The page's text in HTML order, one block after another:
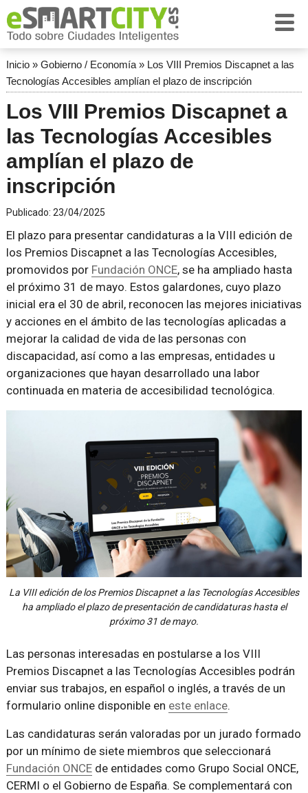
Inicio» Gobierno / Economía» Los VIII Premios Discapnet a las
Tecnologías Accesibles amplían el plazo de inscripción
Los VIII Premios Discapnet a
las Tecnologías Accesibles
amplían el plazo de
inscripción
Publicado: 23/04/2025
El plazo para presentar candidaturas a la VIII edición de
los Premios Discapnet a las Tecnologías Accesibles,
promovidos por Fundación ONCE, se ha ampliado hasta
el próximo 31 de mayo. Estos galardones, cuyo plazo
inicial era el 30 de abril, reconocen las mejores iniciativas
y acciones en el ámbito de las tecnologías aplicadas a
mejorar la calidad de vida de las personas con
discapacidad, así como a las empresas, entidades u
organizaciones que hayan desarrollado una labor
continuada en materia de accesibilidad tecnológica.
La VIII edición de los Premios Discapnet a las Tecnologías Accesibles
ha ampliado el plazo de presentación de candidaturas hasta el
próximo 31 de mayo.
Las personas interesadas en postularse a los VIII
Premios Discapnet a las Tecnologías Accesibles podrán
enviar sus trabajos, en español o inglés, a través de un
formulario online disponible en este enlace.
Las candidaturas serán valoradas por un jurado formado
por un mínimo de siete miembros que seleccionará
Fundación ONCEde entidades como Grupo Social ONCE,
CERMI o el Gobierno de España. Se complementará con